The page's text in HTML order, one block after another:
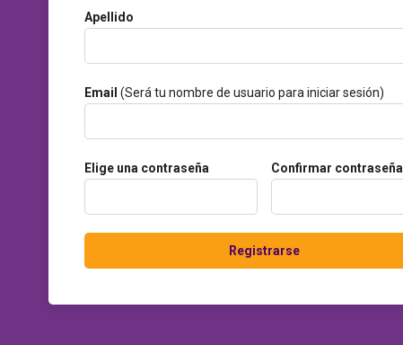
Apellido
Email (Será tu nombre de usuario para iniciar sesión)
Elige una contraseña Confirmar contraseña
Registrarse